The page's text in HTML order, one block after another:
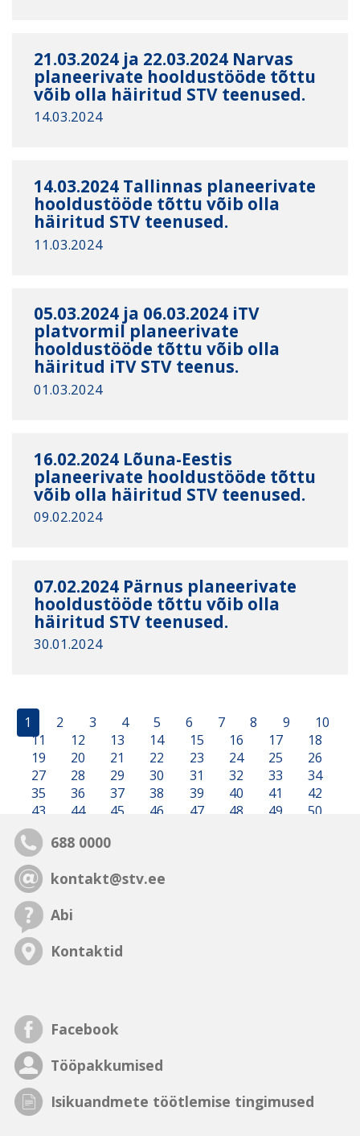
21.03.2024 ja 22.03.2024 Narvas
planeerivate hooldustööde tõttu
võib olla häiritud STV teenused.
14.03.2024
14.03.2024 Tallinnas planeerivate
hooldustööde tõttu võib olla
häiritud STV teenused.
11.03.2024
05.03.2024 ja 06.03.2024 iTV
platvormil planeerivate
hooldustööde tõttu võib olla
häiritud iTV STV teenus.
01.03.2024
16.02.2024 Lõuna-Eestis
planeerivate hooldustööde tõttu
võib olla häiritud STV teenused.
09.02.2024
07.02.2024 Pärnus planeerivate
hooldustööde tõttu võib olla
häiritud STV teenused.
30.01.2024
1 2 3 4 5 6 7 8 9
10
11
12 13 14 15 16 17
18
19
20 21 22 23 24 25
26
27
28 29 30 31 32 33
34
35
36 37 38 39 40 41
42
43
44 45 46 47 48 49 50
688 0000
kontakt@stv.ee
Abi
Kontaktid
Facebook
Tööpakkumised
Isikuandmete töötlemise tingimused